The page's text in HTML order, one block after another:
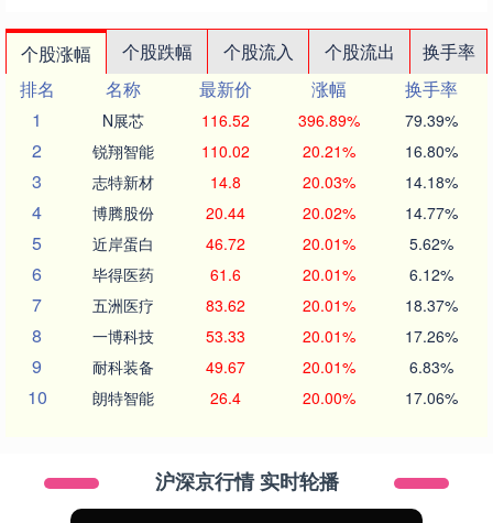
个股涨幅 个股跌幅 个股流入 个股流出
换手率
排名
名称 最新价 涨幅
换手率
1
N展芯 116.52 396.89% 79.39%
2 锐翔智能 110.02 20.21% 16.80%
3 志特新材 14.8 20.03% 14.18%
4 博腾股份 20.44 20.02% 14.77%
5 近岸蛋白 46.72 20.01% 5.62%
6 毕得医药 61.6 20.01% 6.12%
7 五洲医疗 83.62 20.01% 18.37%
8 一博科技 53.33 20.01% 17.26%
9 耐科装备 49.67 20.01% 6.83%
10 朗特智能 26.4 20.00% 17.06%
沪深京行情 实时轮播